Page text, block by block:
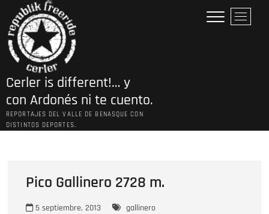
contenido
Cerler is different!… y
con Ardonés ni te cuento.
REPORTAJES DEL VALLE DE BENASQUE CON
DISTINTOS DEPORTES.
B
o
e
Pico Gallinero 2728 m.
5 septiembre, 2013 gallinero